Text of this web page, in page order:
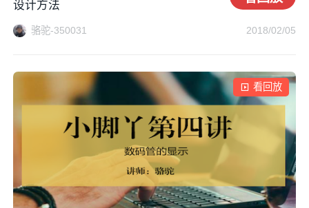
设计方法
骆驼-350031 2018/02/05
看回放